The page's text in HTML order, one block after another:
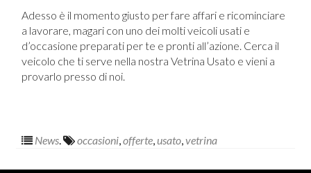
Adesso è il momento giusto per fare affari e ricominciare
a lavorare, magari con uno dei molti veicoli usati e
d’occasione preparati per te e pronti all’azione. Cerca il
veicolo che ti serve nella nostra Vetrina Usato e vieni a
provarlo presso di noi.
News occasioni offerte usato vetrina